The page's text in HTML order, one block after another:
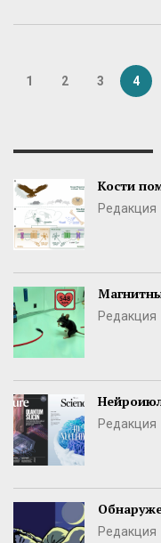
1 2 3 4
Кости
Редакция
Редакция
Редакция
Редакция